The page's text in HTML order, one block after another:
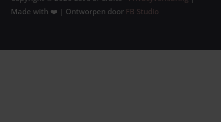
Made with ❤️ | Ontworpen door FB Studio